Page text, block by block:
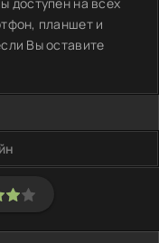
планшет и
Вы оставите